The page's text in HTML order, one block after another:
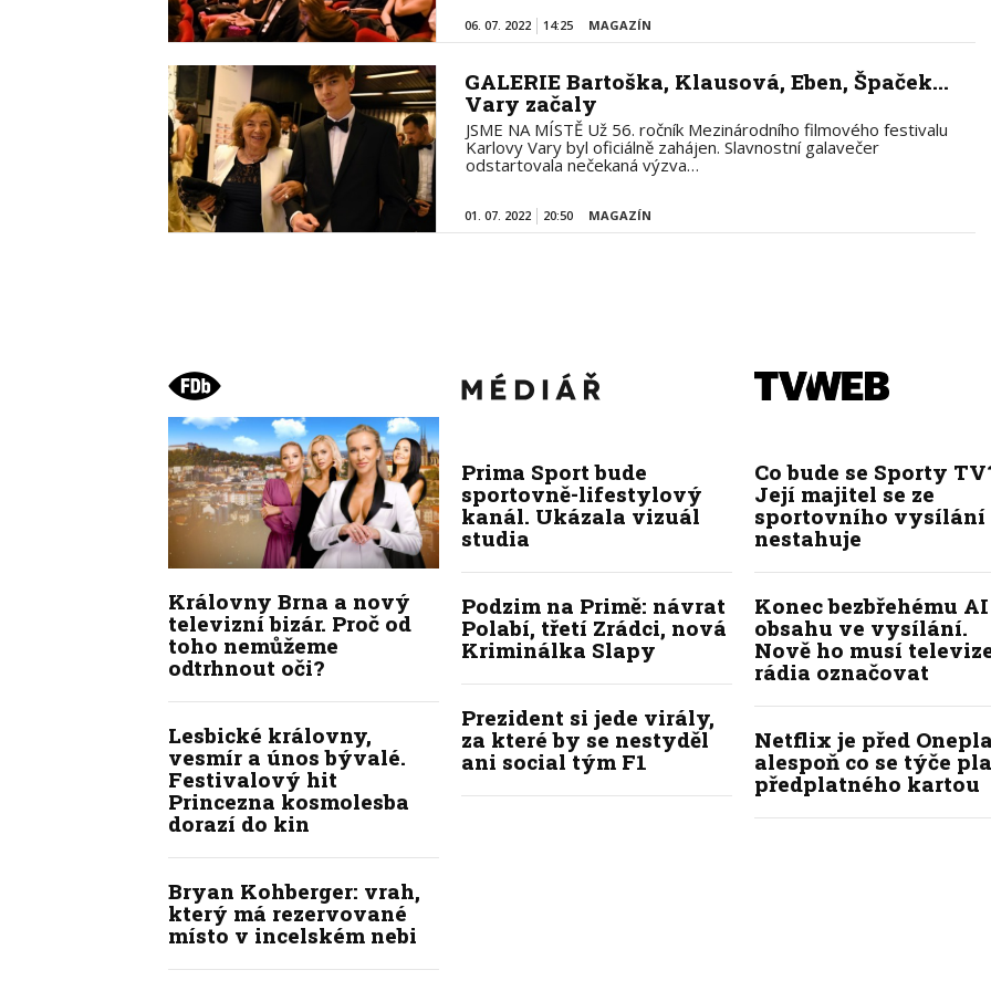
06. 07. 2022 14:25 MAGAZÍN
GALERIE Bartoška, Klausová, Eben, Špaček...
Vary začaly
JSME NA MÍSTĚ Už 56. ročník Mezinárodního filmového festivalu
Karlovy Vary byl oficiálně zahájen. Slavnostní galavečer
odstartovala nečekaná výzva…
01. 07. 2022 20:50 MAGAZÍN
Královny Brna a nový
televizní bizár. Proč od
toho nemůžeme
odtrhnout oči?
Lesbické královny,
vesmír a únos bývalé.
Festivalový hit
Princezna kosmolesba
dorazí do kin
Bryan Kohberger: vrah,
který má rezervované
místo v incelském nebi
Prima Sport bude
sportovně-lifestylový
kanál. Ukázala vizuál
studia
Podzim na Primě: návrat
Polabí, třetí Zrádci, nová
Kriminálka Slapy
Prezident si jede virály,
za které by se nestyděl
ani social tým F1
Co bude se Sporty
Její majitel se ze
sportovního vysílání
nestahuje
Konec bezbřehému AI
obsahu ve vysílání.
Nově ho musí
rádia označovat
Netflix je před
alespoň co se týče
předplatného kartou